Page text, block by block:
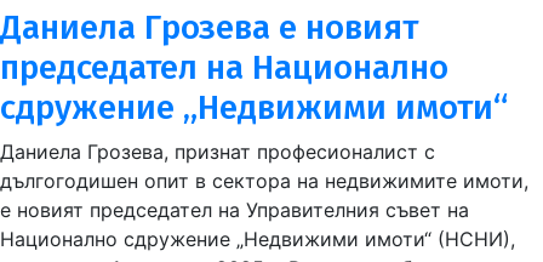
Даниела Грозева е новият
председател на Национално
сдружение „Недвижими имоти“
Даниела Грозева, признат професионалист с
дългогодишен опит в сектора на недвижимите имоти,
е новият председател на Управителния съвет на
Национално сдружение „Недвижими имоти“ (НСНИ),